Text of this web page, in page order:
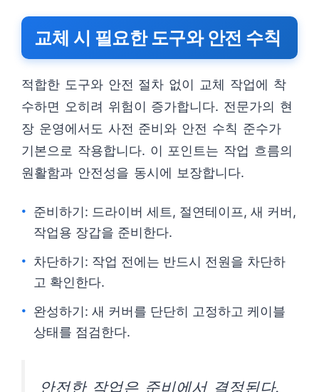
교체 시 필요한 도구와 안전 수칙
적합한 도구와 안전 절차 없이 교체 작업에 착
수하면 오히려 위험이 증가합니다. 전문가의 현
장 운영에서도 사전 준비와 안전 수칙 준수가
기본으로 작용합니다. 이 포인트는 작업 흐름의
원활함과 안전성을 동시에 보장합니다.
준비하기: 드라이버 세트, 절연테이프, 새 커버,
작업용 장갑을 준비한다.
차단하기: 작업 전에는 반드시 전원을 차단하
고 확인한다.
완성하기: 새 커버를 단단히 고정하고 케이블
상태를 점검한다.
안전한 작업은 준비에서 결정된다.